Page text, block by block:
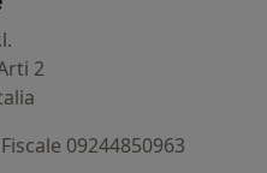
2
09244850963